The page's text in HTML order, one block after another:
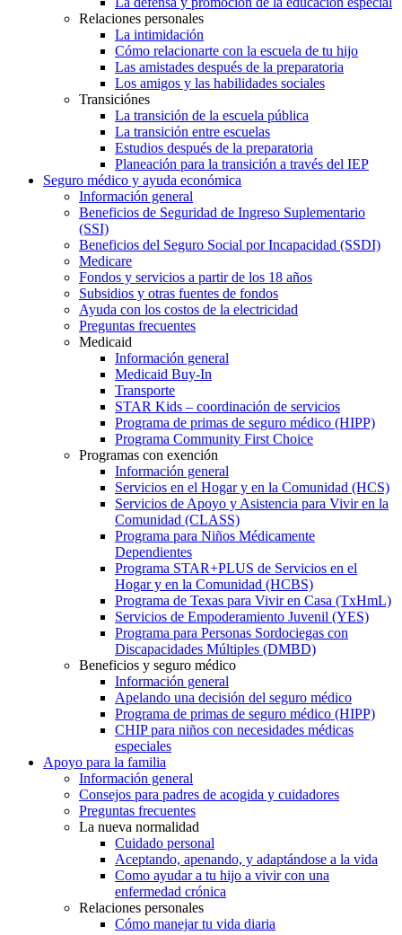
Relaciones personales
La intimidación
Cómo relacionarte con la escuela de tu hijo
Las amistades después de la preparatoria
Los amigos y las habilidades sociales
Transiciónes
La transición de la escuela pública
La transición entre escuelas
Estudios después de la preparatoria
Planeación para la transición a través del IEP
Seguro médico y ayuda económica
Información general
Beneficios de Seguridad de Ingreso Suplementario
(SSI)
Beneficios del Seguro Social por Incapacidad (SSDI)
Medicare
Fondos y servicios a partir de los 18 años
Subsidios y otras fuentes de fondos
Ayuda con los costos de la electricidad
Preguntas frecuentes
Medicaid
Información general
Medicaid Buy-In
Transporte
STAR Kids – coordinación de servicios
Programa de primas de seguro médico (HIPP)
Programa Community First Choice
Programas con exención
Información general
Servicios en el Hogar y en la Comunidad (HCS)
Servicios de Apoyo y Asistencia para Vivir en la
Comunidad (CLASS)
Programa para Niños Médicamente
Dependientes
Programa STAR+PLUS de Servicios en el
Hogar y en la Comunidad (HCBS)
Programa de Texas para Vivir en Casa (TxHmL)
Servicios de Empoderamiento Juvenil (YES)
Programa para Personas Sordociegas con
Discapacidades Múltiples (DMBD)
Beneficios y seguro médico
Información general
Apelando una decisión del seguro médico
Programa de primas de seguro médico (HIPP)
CHIP para niños con necesidades médicas
especiales
Apoyo para la familia
Información general
Consejos para padres de acogida y cuidadores
Preguntas frecuentes
La nueva normalidad
Cuidado personal
Aceptando, apenando, y adaptándose a la vida
Como ayudar a tu hijo a vivir con una
enfermedad crónica
Relaciones personales
Cómo manejar tu vida diaria